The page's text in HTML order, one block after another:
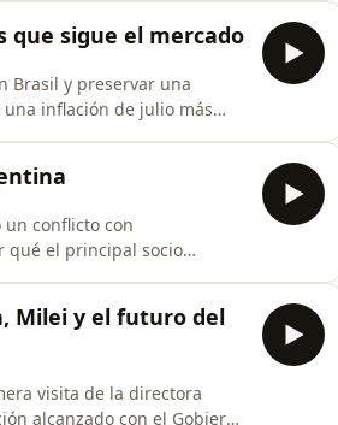
que sigue el mercado
Brasil y preservar una
inflación de julio más
conflicto con
qué el principal socio
Milei y el futuro del
visita de la directora
alcanzado con el Gobierno